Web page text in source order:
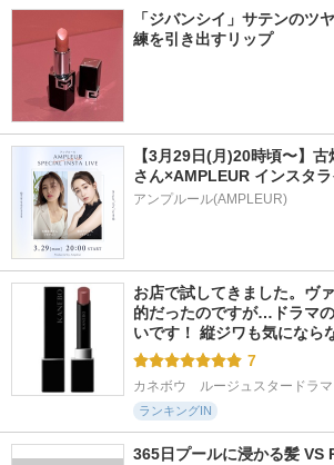
「ジバンシイ」サテンのツ
練を引き出すリップ
【3月29日(月)20時頃〜】
さん×AMPLEUR インスタ
アンプルール(AMPLEUR)
お店で試してきました。ヴ
的だったのですが…ドラマ
いです！ 縦ジワも気になら
7
カネボウ　ルージュスタードラマ
ランキングIN
365日プールに浸かる髪 VS